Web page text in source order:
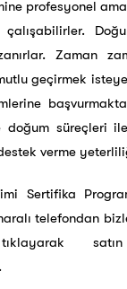
profesyonel
Zaman
geçirmek
doğum süreçleri
verme
Sertifika
telefondan